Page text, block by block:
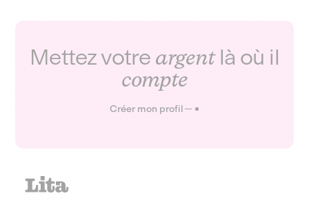
Mettez votre argentlà où il
compte
Créer mon profil